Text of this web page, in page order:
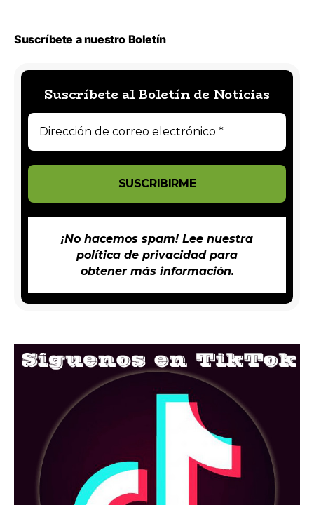
Suscríbete a nuestro Boletín
Suscríbete al Boletín de Noticias
¡No hacemos spam! Lee nuestra
política de privacidadpara
obtener más información.